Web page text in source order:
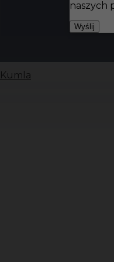
Kumla
naszych
Wyślij